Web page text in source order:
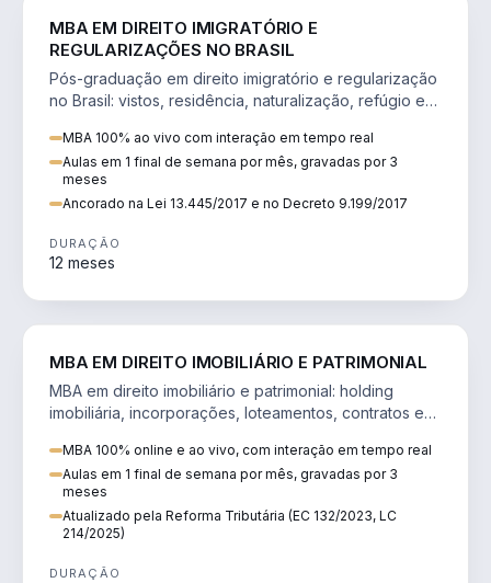
MBA EM DIREITO IMIGRATÓRIO E
REGULARIZAÇÕES NO BRASIL
Pós-graduação em direito imigratório e regularização
no Brasil: vistos, residência, naturalização, refúgio e
MBA 100% ao vivo com interação em tempo real
Aulas em 1 final de semana por mês, gravadas por 3
meses
Ancorado na Lei 13.445/2017 e no Decreto 9.199/2017
DURAÇÃO
12 meses
MBA EM DIREITO IMOBILIÁRIO E PATRIMONIAL
MBA em direito imobiliário e patrimonial: holding
imobiliária, incorporações, loteamentos, contratos e
MBA 100% online e ao vivo, com interação em tempo real
Aulas em 1 final de semana por mês, gravadas por 3
meses
Atualizado pela Reforma Tributária (EC 132/2023, LC
214/2025)
DURAÇÃO